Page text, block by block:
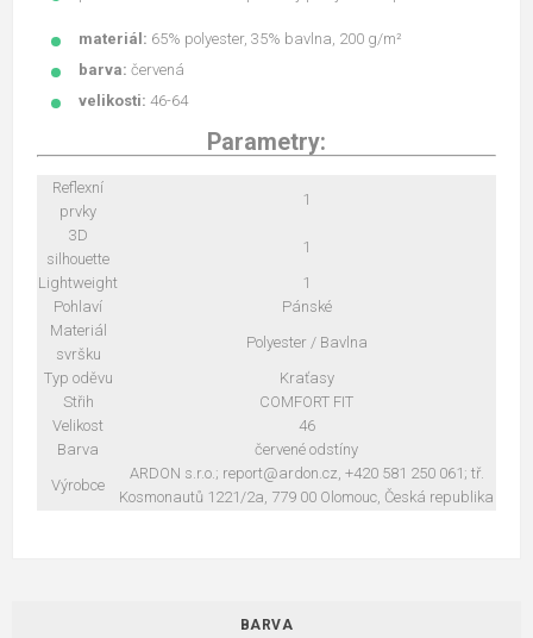
materiál: 65% polyester, 35% bavlna, 200 g/m²
barva: červená
velikosti: 46-64
Parametry:
Reflexní
prvky
1
3D
silhouette
1
Lightweight
1
Pohlaví
Pánské
Materiál
svršku
Polyester / Bavlna
Typ oděvu
Kraťasy
Střih
COMFORT FIT
Velikost
46
Barva
červené odstíny
Výrobce
ARDON s.r.o.; report@ardon.cz, +420 581 250 061; tř.
Kosmonautů 1221/2a, 779 00 Olomouc, Česká republika
BARVA